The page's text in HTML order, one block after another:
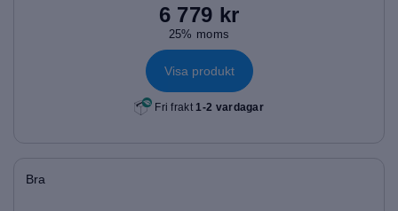
6 779 kr
25% moms
Visa produkt
Fri frakt1-2 vardagar
Bra